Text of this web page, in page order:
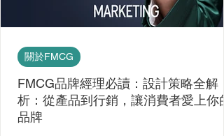
FMCG品牌經理必讀：設計策略全解
析：從產品到行銷，讓消費者愛上你的
品牌
關於FMCG